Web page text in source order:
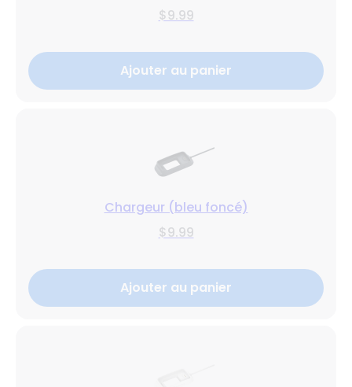
$9.99
Ajouter au panier
Chargeur (bleu foncé)
$9.99
Ajouter au panier